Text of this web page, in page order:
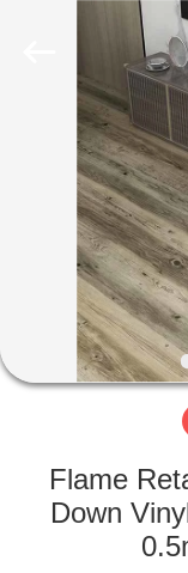
RUMAH
PRODUK
TENTANG
KAMI
TUR
KONTROL
KUALITAS
Flame
Down